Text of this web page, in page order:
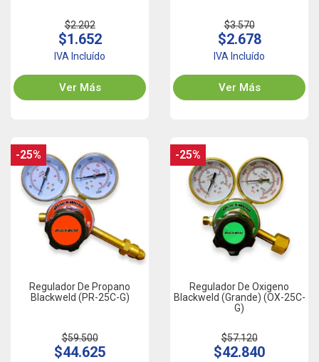
$2.202
$1.652
IVA Incluído
Ver Más
$3.570
$2.678
IVA Incluído
Ver Más
Regulador De Propano
Blackweld (PR-25C-G)
$59.500
$44.625
-25%
Regulador De Oxigeno
Blackweld (Grande) (OX-25C-
G)
$57.120
$42.840
-25%